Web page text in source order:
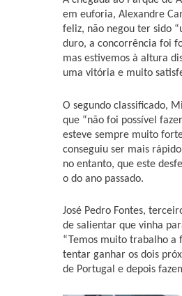
em euforia, Alexandre
feliz, não negou ter sido
duro, a concorrência foi
mas estivemos à altura
uma vitória e muito
O segundo classificado,
que “não foi possível
esteve sempre muito
conseguiu ser mais
no entanto, que este
o do ano passado.
José Pedro Fontes,
de salientar que vinha
“Temos muito trabalho a
tentar ganhar os dois
de Portugal e depois